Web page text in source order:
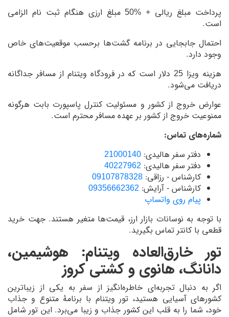
پرداخت مبلغ ریالی + %50 مبلغ ارزی هنگام ثبت نام الزامی
است.
احتمال جابجایی در برنامه گشت‌ها برحسب موقعیت‌های خاص
وجود دارد.
هزینه ویزا 25 دلار است که در فرودگاه ویتنام از مسافر جداگانه
دریافت می‌شود.
عوارض خروج از کشور و مسئولیت کنترل پاسپورت بابت هرگونه
ممنوعیت خروج از کشور بر عهده مسافر محترم است.
شماره‌های تماس:
دفتر سفر هالیدی: 21000140
دفتر سفر هالیدی: 40227962
کارشناس - رزاقی: 09107878328
کارشناس - آرایش: 09356662362
پیام روی واتساپ
با توجه به نوسانات بازار ارز، قیمت‌ها متغیر هستند. جهت خرید
قطعی با کانتر تماس بگیرید.
تور خارق‌العاده ویتنام: هوشیمین،
دانانگ، هانوی و کشتی کروز
اگر به دنبال تجربه‌ای خاطره‌انگیز از سفر به یکی از زیباترین
کشورهای آسیایی هستید، تور ویتنام با برنامهٔ متنوع و جذاب
خود، شما را به قلب این کشور جذاب و زیبا می‌برد. این تور شامل